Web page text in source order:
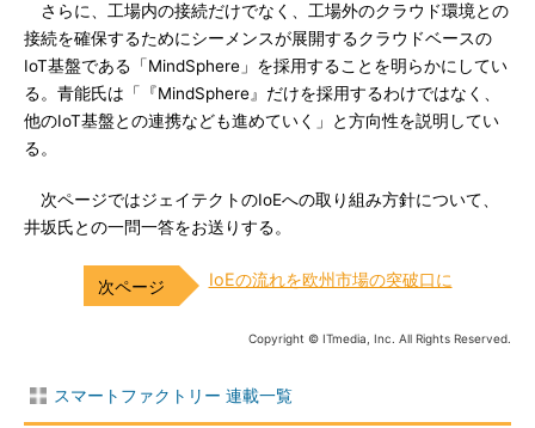
さらに、工場内の接続だけでなく、工場外のクラウド環境との
接続を確保するためにシーメンスが展開するクラウドベースの
IoT基盤である「MindSphere」を採用することを明らかにしてい
る。青能氏は「『MindSphere』だけを採用するわけではなく、
他のIoT基盤との連携なども進めていく」と方向性を説明してい
る。
次ページではジェイテクトのIoEへの取り組み方針について、
井坂氏との一問一答をお送りする。
IoEの流れを欧州市場の突破口に
Copyright © ITmedia, Inc. All Rights Reserved.
スマートファクトリー 連載一覧